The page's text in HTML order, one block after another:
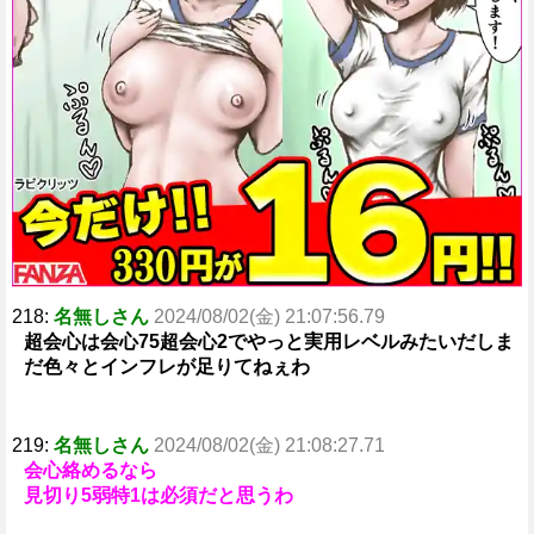
218: 名無しさん 2024/08/02(金) 21:07:56.79
超会心は会心75超会心2でやっと実用レベルみたいだしま
だ色々とインフレが足りてねぇわ
219: 名無しさん 2024/08/02(金) 21:08:27.71
会心絡めるなら
見切り5弱特1は必須だと思うわ